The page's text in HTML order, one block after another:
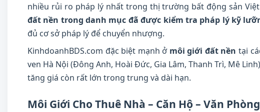
nhiều rủi ro pháp lý nhất trong thị trường bất động sản
đất nền trong danh mục đã được kiểm tra pháp lý kỹ
đủ cơ sở pháp lý để chuyển nhượng.
KinhdoanhBDS.com đặc biệt mạnh ở môi giới đất nền tại
ven Hà Nội (Đông Anh, Hoài Đức, Gia Lâm, Thanh Trì, Mê
tăng giá còn rất lớn trong trung và dài hạn.
Môi Giới Cho Thuê Nhà – Căn Hộ – Văn Phòng